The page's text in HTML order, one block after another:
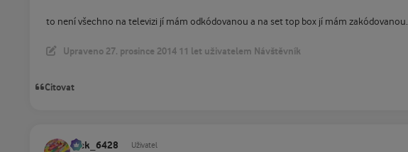
to není všechno na televizi jí mám odkódovanou a na set top box jí mám zakódovanou.
Upraveno 27. prosince 2014 11 let uživatelem Návštěvník
Citovat
Jack_6428 Uživatel